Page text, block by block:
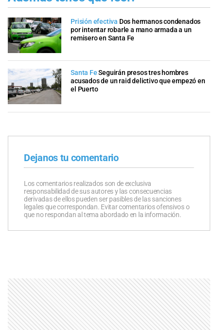
Prisión efectiva Dos hermanos condenados
por intentar robarle a mano armada a un
remisero en Santa Fe
Santa Fe Seguirán presos tres hombres
acusados de un raid delictivo que empezó en
el Puerto
Dejanos tu comentario
Los comentarios realizados son de exclusiva
responsabilidad de sus autores y las consecuencias
derivadas de ellos pueden ser pasibles de las sanciones
legales que correspondan. Evitar comentarios ofensivos o
que no respondan al tema abordado en la información.